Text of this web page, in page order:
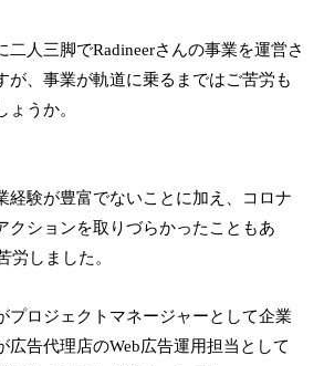
二人三脚でRadineerさんの事業を運営さ
が、事業が軌道に乗るまではご苦労も
うか。
経験が豊富でないことに加え、コロナ
クションを取りづらかったこともあ
労しました。
プロジェクトマネージャーとして企業
広告代理店のWeb広告運用担当として